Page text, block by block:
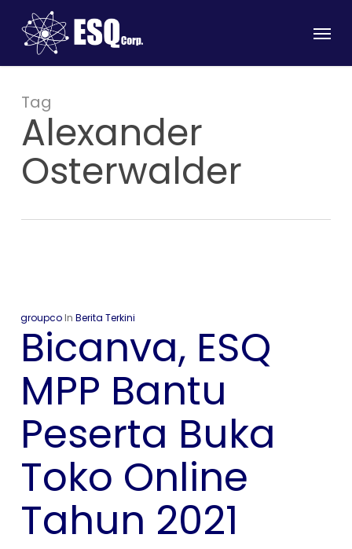
main
content
Menu
Tag
Alexander
Osterwalder
groupco In Berita Terkini
Bicanva, ESQ
MPP Bantu
Peserta Buka
Toko Online
Tahun 2021